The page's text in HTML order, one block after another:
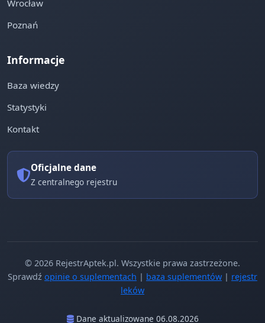
Wrocław
Poznań
Informacje
Baza wiedzy
Statystyki
Kontakt
Oficjalne dane
Z centralnego rejestru
© 2026 RejestrAptek.pl. Wszystkie prawa zastrzeżone.
Sprawdź opinie o suplementach | baza suplementów | rejestr
leków
Dane aktualizowane 06.08.2026